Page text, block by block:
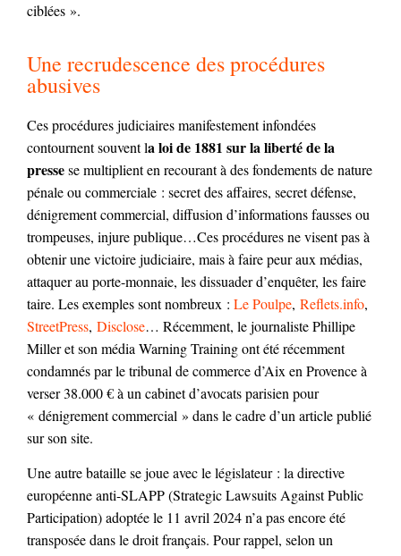
ciblées ».
Une recrudescence des procédures
abusives
Ces procédures judiciaires manifestement infondées
contournent souvent la loi de 1881 sur la liberté de la
pressese multiplient en recourant à des fondements de nature
pénale ou commerciale : secret des affaires, secret défense,
dénigrement commercial, diffusion d’informations fausses ou
trompeuses, injure publique…Ces procédures ne visent pas à
obtenir une victoire judiciaire, mais à faire peur aux médias,
attaquer au porte-monnaie, les dissuader d’enquêter, les faire
taire. Les exemples sont nombreux : Le Poulpe, Reflets.info,
StreetPress, Disclose… Récemment, le journaliste Phillipe
Miller et son média Warning Training ont été récemment
condamnés par le tribunal de commerce d’Aix en Provence à
verser 38.000 € à un cabinet d’avocats parisien pour
« dénigrement commercial » dans le cadre d’un article publié
sur son site.
Une autre bataille se joue avec le législateur : la directive
européenne anti-SLAPP (Strategic Lawsuits Against Public
Participation) adoptée le 11 avril 2024 n’a pas encore été
transposée dans le droit français. Pour rappel, selon un